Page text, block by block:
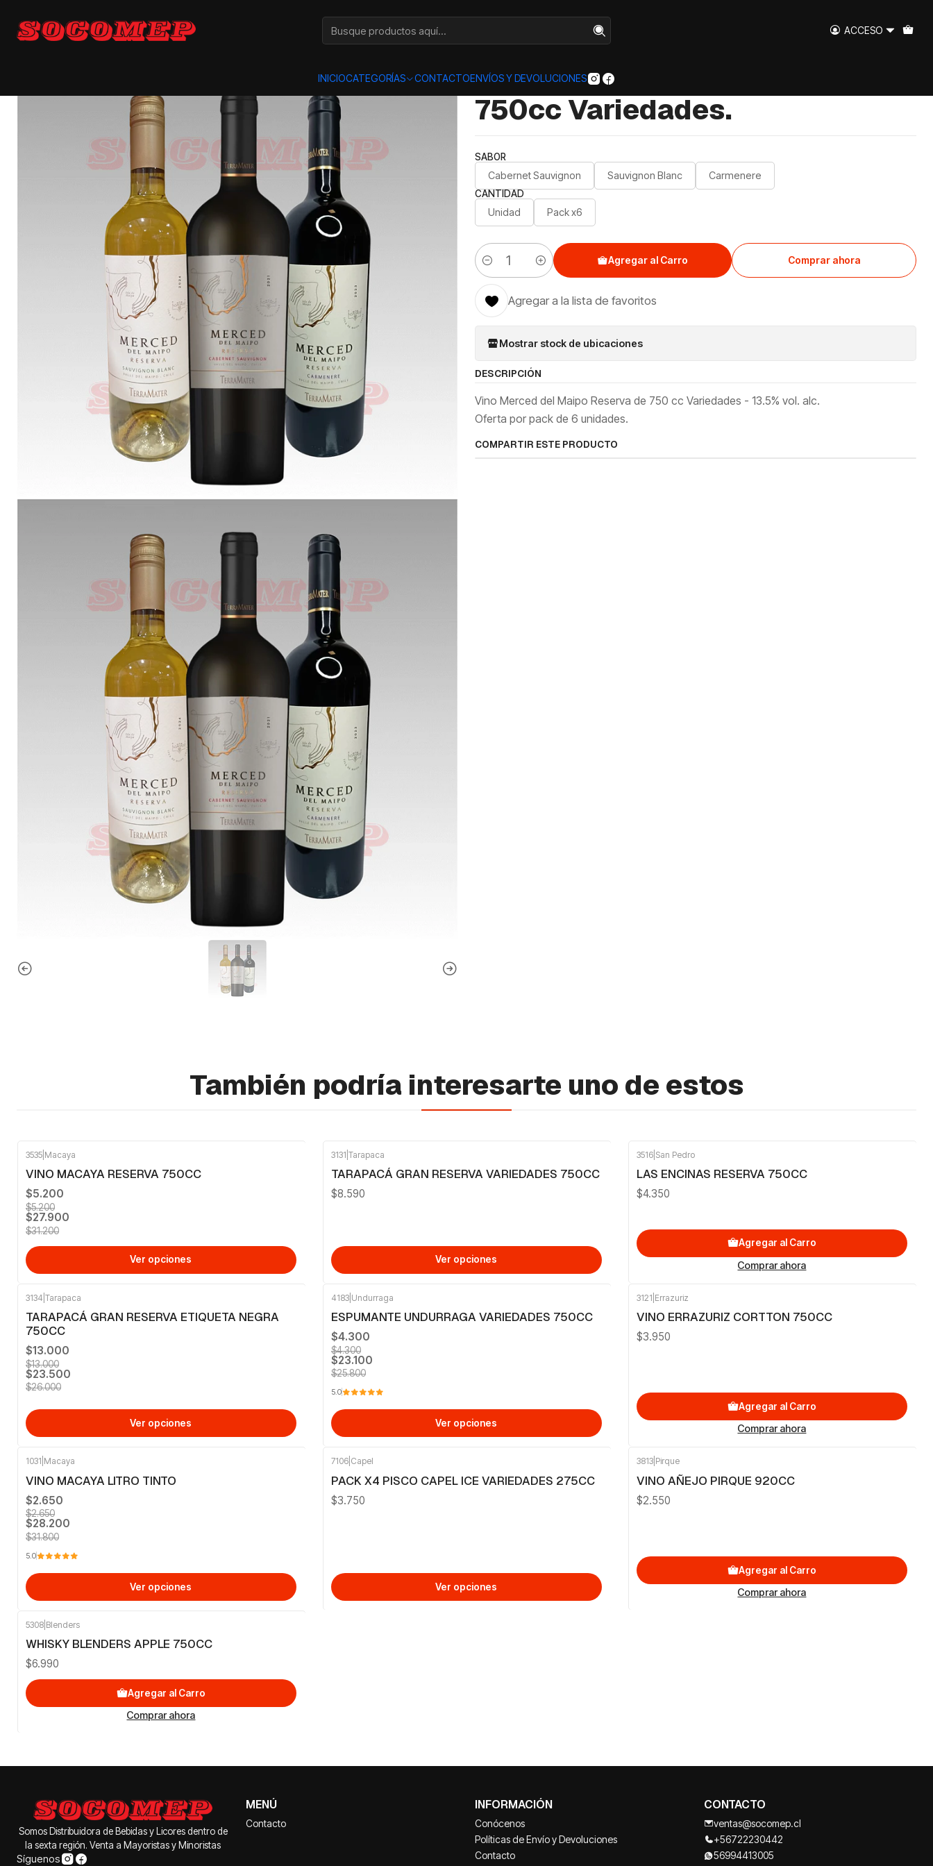
ACCESO
INICIOCATEGORÍAS CONTACTOENVÍOS Y DEVOLUCIONES
Merced del Maipo Reserva
750cc Variedades.
SABOR
Cabernet Sauvignon Sauvignon Blanc Carmenere
CANTIDAD
Unidad Pack x6
Cantidad
Agregar al Carro Comprar ahora
Agregar a la lista de favoritos
Mostrar stock de ubicaciones
DESCRIPCIÓN
Vino Merced del Maipo Reserva de 750 cc Variedades - 13.5% vol. alc.
Oferta por pack de 6 unidades.
COMPARTIR ESTE PRODUCTO
También podría interesarte uno de estos
3535 Macaya
VINO MACAYA RESERVA 750CC
$5.200
$5.200
$27.900
$31.200
Ver opciones
3131 Tarapaca
TARAPACÁ GRAN RESERVA VARIEDADES 750CC
$8.590
Ver opciones
3516| San Pedro
LAS ENCINAS RESERVA 750CC
$4.350
Agregar al Carro
Comprar ahora
3134 Tarapaca
TARAPACÁ GRAN RESERVA ETIQUETA NEGRA
750CC
$13.000
$13.000
$23.500
$26.000
Ver opciones
4183| Undurraga
ESPUMANTE UNDURRAGA VARIEDADES 750CC
$4.300
$4.300
$23.100
$25.800
5.0
Ver opciones
3121 Errazuriz
VINO ERRAZURIZ CORTTON 750CC
$3.950
Agregar al Carro
Comprar ahora
1031 Macaya
VINO MACAYA LITRO TINTO
$2.650
$2.650
$28.200
$31.800
5.0
Ver opciones
7106| Capel
PACK X4 PISCO CAPEL ICE VARIEDADES 275CC
$3.750
Ver opciones
3813| Pirque
VINO AÑEJO PIRQUE 920CC
$2.550
Agregar al Carro
Comprar ahora
5308 Blenders
WHISKY BLENDERS APPLE 750CC
$6.990
Agregar al Carro
Comprar ahora
Somos Distribuidora de Bebidas y Licores dentro de
la sexta región. Venta a Mayoristas y Minoristas
Síguenos
MENÚ
Contacto
INFORMACIÓN
Conócenos
Políticas de Envío y Devoluciones
Contacto
CONTACTO
ventas@socomep.cl
+56722230442
56994413005